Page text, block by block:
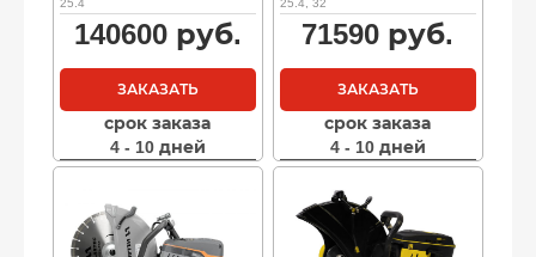
25.4
140600руб.
ЗАКАЗАТЬ
срок заказа
4 - 10 дней
25.4, 32
71590 руб.
ЗАКАЗАТЬ
срок заказа
4 - 10 дней